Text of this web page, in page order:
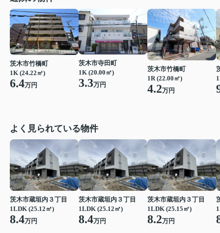
茨木市竹橋町
1K (24.22㎡)
6.4万円
茨木市寺田町
1K (20.00㎡)
3.3万円
茨木市竹橋町
1R (22.00㎡)
4.2万円
よく見られている物件
茨木市蔵垣内３丁目
1LDK (25.12㎡)
8.4万円
茨木市蔵垣内３丁目
1LDK (25.12㎡)
8.4万円
茨木市蔵垣内３丁目
1LDK (25.15㎡)
8.2万円